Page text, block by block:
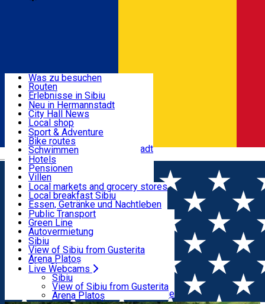
Română
Nützliche informationen
Aktivitäten & Abenteuer
Unterkunft
Essen, Getränke & Nachtleben
Transport & Parken
Live Webcams
Was zu besuchen
Routen
Erlebnisse in Sibiu
Podcast
Kultur
Museen
Kirchen
Parks, Zoo
Im Umkreis von Hermannstadt
Neu in Hermannstadt
City Hall News
Local shop
Sibiu Handwerker
Sibiul Verde
Public services
Bildung
Wie komme ich nach Sibiu?
Touristeninfo
Reiseführer
Guided tours
Local publication
Schönheitssalon
Sport & Adventure
Bike routes
Schwimmen
Reiten
Fitnessstudio
Loc de joacă indoor
Loc de joacă outdoor
Ski
Eislaufen
Yoga
Hotels
Pensionen
Villen
Hostels
Motels
Camping
Zimmer zu vermieten
Wohnungen
Unterkunft außerhalb von Sibiu
Local markets and grocery stores
Local breakfast Sibiu
Essen, Getränke und Nachtleben
Pizza
Fast Food
Kaffeestube
Konditorei
Pub, Bar
Nachtclubs
Bäckerei
Public Transport
Green Line
Autovermietung
Fahrad verleih
Scooter rentals
Taxi
Ride Sharing
Park-Tickets
Parkplätze
Ladestationen für Elektrofahrzeuge
Sibiu
View of Sibiu from Gusterita
Arena Platoș
Live Webcams
Sibiu
View of Sibiu from Gusterita
Arena Platoș
Home Places
Aerosol-Therapie in Salzburg (Ocna